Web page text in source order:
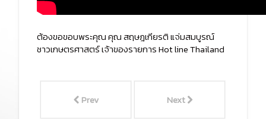
ต้องขอขอบพระคุณ คุณ สฤษฎเกียรติ แจ่มสมบูรณ์
ชาวเกษตรศาสตร์ เจ้าของรายการ Hot line Thailand
Prev Next